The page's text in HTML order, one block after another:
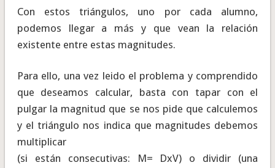
Con estos triángulos, uno por cada alumno,
podemos llegar a más y que vean la relación
existente entre estas magnitudes.
Para ello, una vez leido el problema y comprendido
que deseamos calcular, basta con tapar con el
pulgar la magnitud que se nos pide que calculemos
y el triángulo nos indica que magnitudes debemos
multiplicar
(si están consecutivas: M= DxV) o dividir (una